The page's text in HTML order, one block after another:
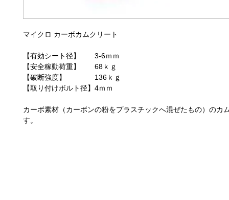
マイクロ カーボカムクリート
【有効シート径】 3-6ｍｍ
【安全稼動荷重】 68ｋｇ
【破断強度】 136ｋｇ
【取り付けボルト径】4ｍｍ
カーボ素材（カーボンの粉をプラスチックへ混ぜたもの）のカ
す。